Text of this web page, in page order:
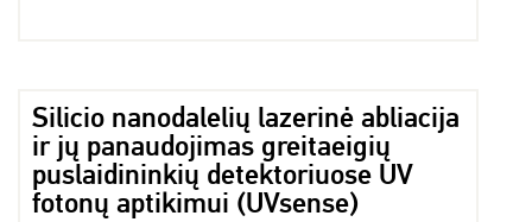
Silicio nanodalelių lazerinė abliacija
ir jų panaudojimas greitaeigių
puslaidininkių detektoriuose UV
fotonų aptikimui (UVsense)